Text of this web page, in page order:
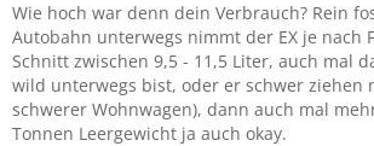
Wie hoch war denn dein Verbrauch? Rein
Autobahn unterwegs nimmt der EX je nach
Schnitt zwischen 9,5 - 11,5 Liter, auch mal
wild unterwegs bist, oder er schwer ziehen
schwerer Wohnwagen), dann auch mal
Tonnen Leergewicht ja auch okay.